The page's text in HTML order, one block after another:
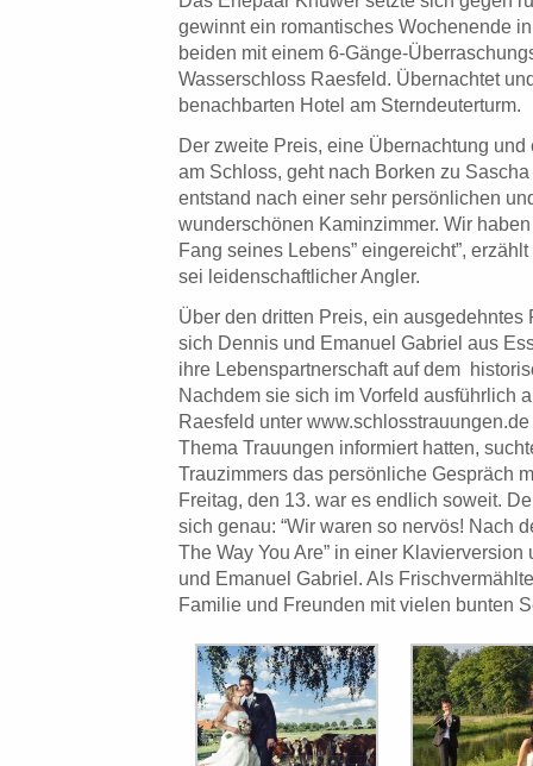
gewinnt ein romantisches Wochenende
beiden mit einem 6-Gänge-
Wasserschloss Raesfeld. Übernachtet
benachbarten Hotel am Sterndeuterturm.
Der zweite Preis, eine Übernachtung
am Schloss, geht nach Borken zu
entstand nach einer sehr persönlichen
wunderschönen Kaminzimmer. Wir
Fang seines Lebens” eingereicht”,
sei leidenschaftlicher Angler.
Über den dritten Preis, ein ausgedehntes
sich Dennis und Emanuel Gabriel aus
ihre Lebenspartnerschaft auf dem
Nachdem sie sich im Vorfeld ausführlich
Raesfeld unter
Thema Trauungen informiert hatten,
Trauzimmers das persönliche Gespräch
Freitag, den 13. war es endlich soweit.
sich genau: “Wir waren so nervös! Nach
The Way You Are” in einer
und Emanuel Gabriel. Als
Familie und Freunden mit vielen bunten